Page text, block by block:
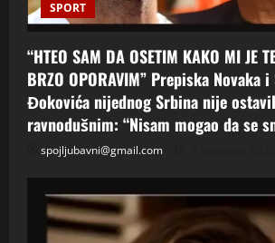
SPORT
“HTEO SAM DA OSETIM KAKO MI JE
BRZO OPORAVIM” Prepiska Novaka
Đokovića nijednog Srbina nije
ravnodušnim: “Nisam mogao da se
spojljubavni@gmail.com